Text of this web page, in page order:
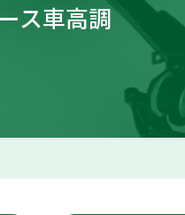
ス車高調